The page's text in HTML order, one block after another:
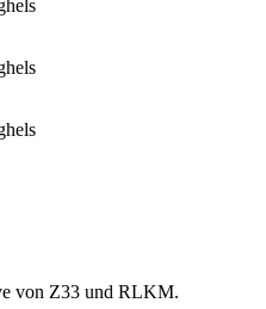
von Z33 und RLKM.